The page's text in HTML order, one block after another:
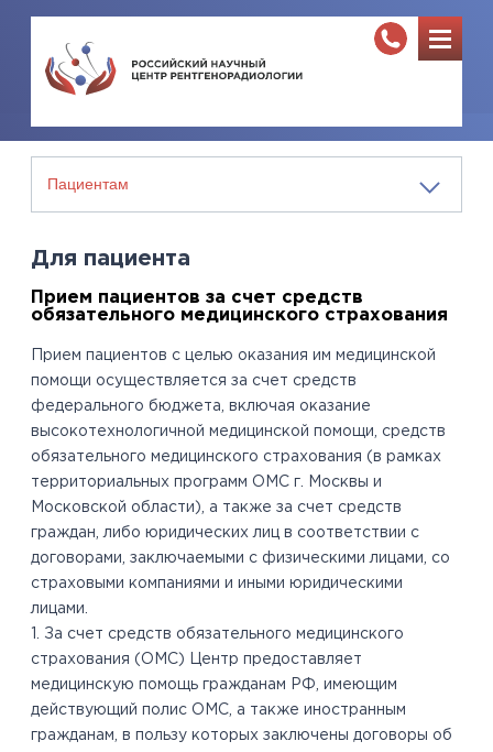
Для пациента
Прием пациентов за счет средств
обязательного медицинского страхования
Прием пациентов с целью оказания им медицинской
помощи осуществляется за счет средств
федерального бюджета, включая оказание
высокотехнологичной медицинской помощи, средств
обязательного медицинского страхования (в рамках
территориальных программ ОМС г. Москвы и
Московской области), а также за счет средств
граждан, либо юридических лиц в соответствии с
договорами, заключаемыми с физическими лицами, со
страховыми компаниями и иными юридическими
лицами.
1. За счет средств обязательного медицинского
страхования (ОМС) Центр предоставляет
медицинскую помощь гражданам РФ, имеющим
действующий полис ОМС, а также иностранным
гражданам, в пользу которых заключены договоры об